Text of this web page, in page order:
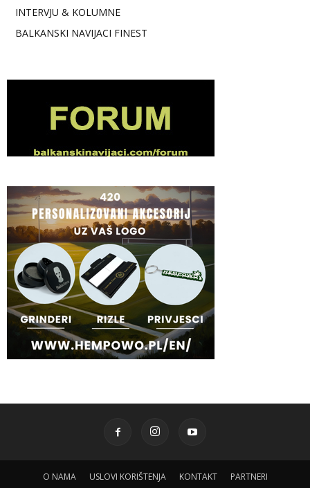
INTERVJU & KOLUMNE
BALKANSKI NAVIJACI FINEST
O NAMA USLOVI KORIŠTENJA KONTAKT PARTNERI